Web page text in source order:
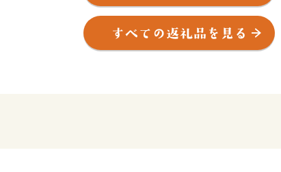
アスポーツ、郡上おどりや白鳥おどりに代表される伝
することができます。